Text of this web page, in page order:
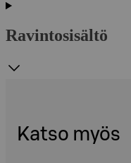
Ravintosisältö
Katso myös